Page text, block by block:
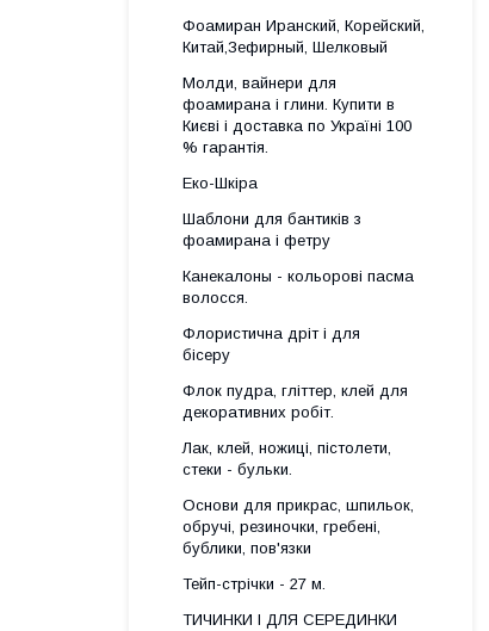
Фоамиран Иранский, Корейский,
Китай,Зефирный, Шелковый
Молди, вайнери для
фоамирана і глини. Купити в
Києві і доставка по Україні 100
% гарантія.
Еко-Шкіра
Шаблони для бантиків з
фоамирана і фетру
Канекалоны - кольорові пасма
волосся.
Флористична дріт і для
бісеру
Флок пудра, гліттер, клей для
декоративних робіт.
Лак, клей, ножиці, пістолети,
стеки - бульки.
Основи для прикрас, шпильок,
обручі, резиночки, гребені,
бублики, пов'язки
Тейп-стрічки - 27 м.
ТИЧИНКИ І ДЛЯ СЕРЕДИНКИ